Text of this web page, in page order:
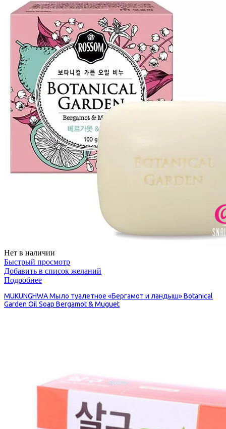
Нет в наличии
Быстрый просмотр
Добавить в список желаний
Подробнее
MUKUNGHWA Мыло туалетное «Бергамот и ландыш» Botanical
Garden Oil Soap Bergamot & Muguet